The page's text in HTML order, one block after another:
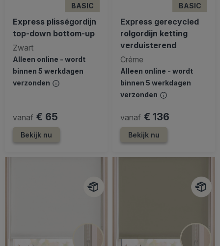
BASIC
Express plisségordijn
top-down bottom-up
Zwart
Alleen online - wordt
binnen 5 werkdagen
verzonden
vanaf € 65
Bekijk nu
BASIC
Express gerecycled
rolgordijn ketting
verduisterend
Créme
Alleen online - wordt
binnen 5 werkdagen
verzonden
vanaf € 136
Bekijk nu